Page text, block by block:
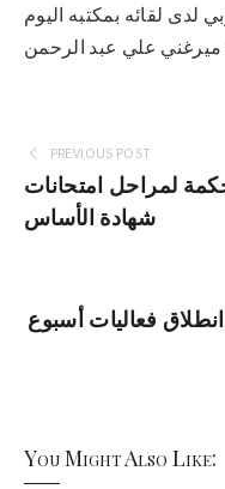
لدى لقائه بمكتبه اليوم
PREVIOUS POST
لمراحل امتحانات
شهادة الأساس
فعاليات أسبوع
You Might Also Like: